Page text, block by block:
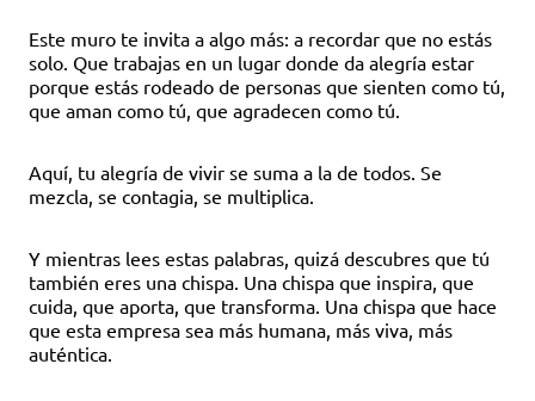
Este muro te invita a algo más: a recordar que no estás
solo. Que trabajas en un lugar donde da alegría estar
porque estás rodeado de personas que sienten como tú,
que aman como tú, que agradecen como tú.
Aquí, tu alegría de vivir se suma a la de todos. Se
mezcla, se contagia, se multiplica.
Y mientras lees estas palabras, quizá descubres que tú
también eres una chispa. Una chispa que inspira, que
cuida, que aporta, que transforma. Una chispa que hace
que esta empresa sea más humana, más viva, más
auténtica.